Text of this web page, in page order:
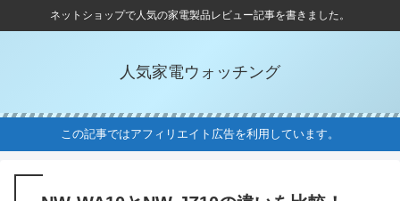
ネットショップで人気の家電製品レビュー記事を書きました。
人気家電ウォッチング
この記事ではアフィリエイト広告を利用しています。